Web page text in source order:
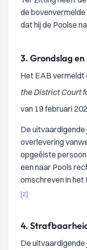
de
dat hij de Poolse
3. Grondslag
Het EAB vermeldt
the District Court
van 19 februari
De
overlevering
opgeëiste
een naar Pools
omschreven in het
[2]
4.
De